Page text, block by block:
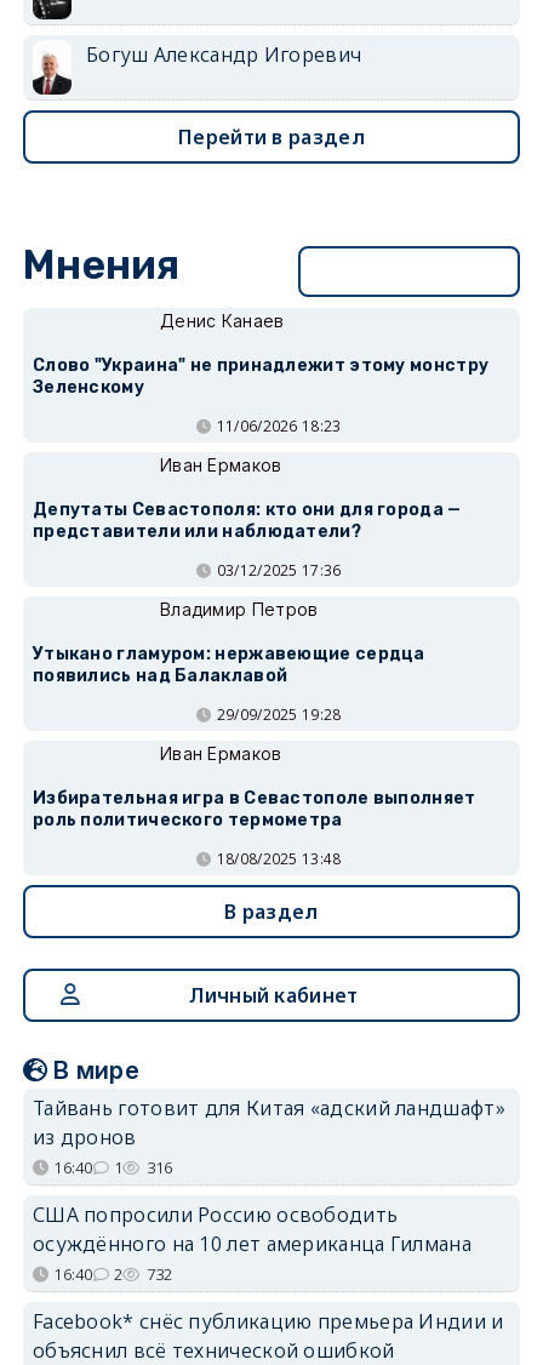
Богуш Александр Игоревич
Перейти в раздел
Мнения
Денис Канаев
Слово "Украина" не принадлежит этому монстру
Зеленскому
11/06/2026 18:23
Иван Ермаков
Депутаты Севастополя: кто они для города —
представители или наблюдатели?
03/12/2025 17:36
Владимир Петров
Утыкано гламуром: нержавеющие сердца
появились над Балаклавой
29/09/2025 19:28
Иван Ермаков
Избирательная игра в Севастополе выполняет
роль политического термометра
18/08/2025 13:48
В раздел
Личный кабинет
В мире
Тайвань готовит для Китая «адский ландшафт»
из дронов
16:40 1 316
США попросили Россию освободить
осуждённого на 10 лет американца Гилмана
16:40 2 732
Facebook* снёс публикацию премьера Индии и
объяснил всё технической ошибкой